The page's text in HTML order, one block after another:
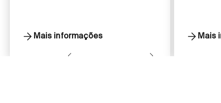
Mais informações Mais